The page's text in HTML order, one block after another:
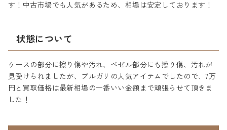
す！中古市場でも人気があるため、相場は安定しております！
状態について
ケースの部分に擦り傷や汚れ、ベゼル部分にも擦り傷、汚れが
見受けられましたが、ブルガリの人気アイテムでしたので、7万
円と買取価格は最新相場の一番いい金額まで頑張らせて頂きま
した！